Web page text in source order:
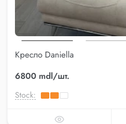
Кресло Daniella
6800 mdl/шт.
Stock: